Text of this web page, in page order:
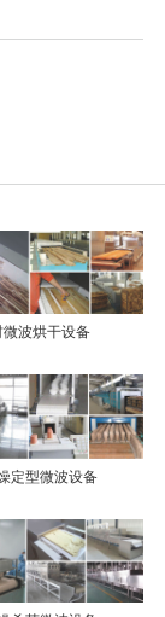
微波烘干设备
定型微波设备